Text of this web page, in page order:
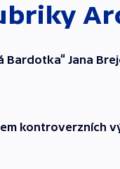
Bardotka“ Jana
kontroverzních